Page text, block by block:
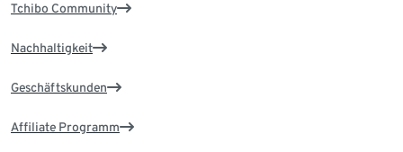
Tchibo Community
Nachhaltigkeit
Geschäftskunden
Affiliate Programm